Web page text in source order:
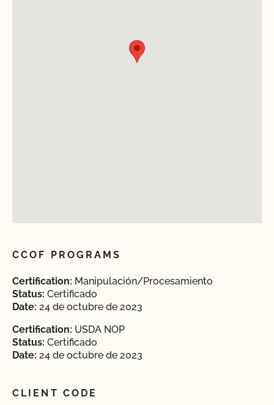
CCOF PROGRAMS
Certification: Manipulación/Procesamiento
Status: Certificado
Date: 24 de octubre de 2023
Certification: USDA NOP
Status: Certificado
Date: 24 de octubre de 2023
CLIENT CODE